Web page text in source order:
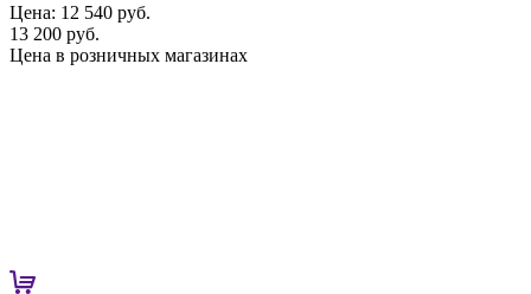
Цена: 12 540 руб.
13 200 руб.
Цена в розничных магазинах